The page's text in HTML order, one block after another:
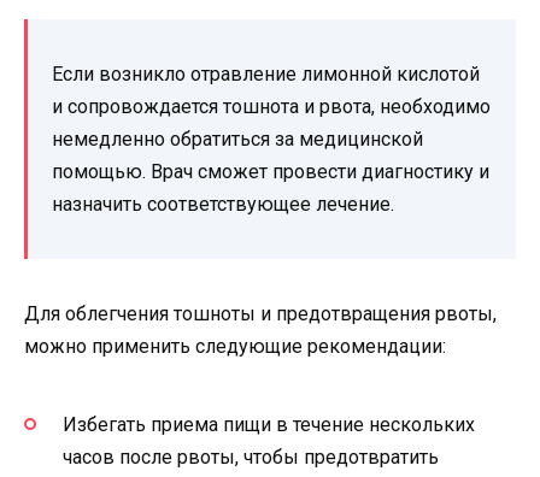
Если возникло отравление лимонной кислотой
и сопровождается тошнота и рвота, необходимо
немедленно обратиться за медицинской
помощью. Врач сможет провести диагностику и
назначить соответствующее лечение.
Для облегчения тошноты и предотвращения рвоты,
можно применить следующие рекомендации:
Избегать приема пищи в течение нескольких
часов после рвоты, чтобы предотвратить